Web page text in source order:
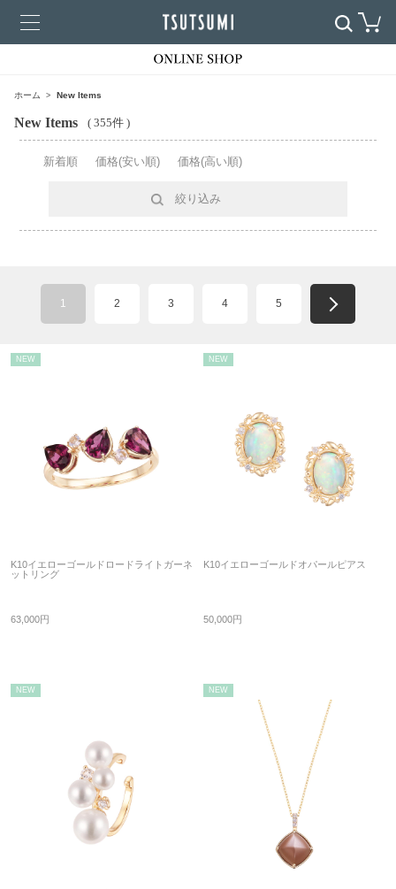
ホーム New Items
New Items ( 355件 )
新着順 価格(安い順) 価格(高い順)
絞り込み
1 2 3 4 5
NEW
K10イエローゴールドロードライトガーネ
ットリング
63,000円
NEW
K10イエローゴールドオパールピアス
50,000円
NEW NEW